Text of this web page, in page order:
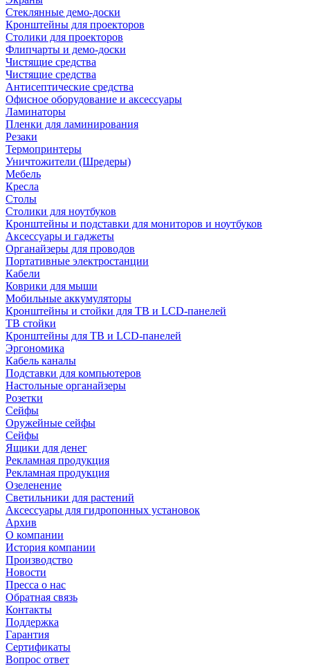
Стеклянные демо-доски
Кронштейны для проекторов
Столики для проекторов
Флипчарты и демо-доски
Чистящие средства
Чистящие средства
Антисептические средства
Офисное оборудование и аксессуары
Ламинаторы
Пленки для ламинирования
Резаки
Термопринтеры
Уничтожители (Шредеры)
Мебель
Кресла
Столы
Столики для ноутбуков
Кронштейны и подставки для мониторов и ноутбуков
Аксессуары и гаджеты
Органайзеры для проводов
Портативные электростанции
Кабели
Коврики для мыши
Мобильные аккумуляторы
Кронштейны и стойки для ТВ и LCD-панелей
ТВ стойки
Кронштейны для ТВ и LCD-панелей
Эргономика
Кабель каналы
Подставки для компьютеров
Настольные органайзеры
Розетки
Сейфы
Оружейные сейфы
Сейфы
Ящики для денег
Рекламная продукция
Рекламная продукция
Озеленение
Светильники для растений
Аксессуары для гидропонных установок
Архив
О компании
История компании
Производство
Новости
Пресса о нас
Обратная связь
Контакты
Поддержка
Гарантия
Сертификаты
Вопрос ответ